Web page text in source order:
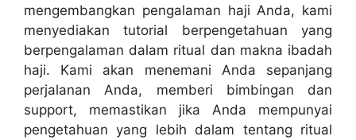
mengembangkan pengalaman haji Anda, kami
menyediakan tutorial berpengetahuan yang
berpengalaman dalam ritual dan makna ibadah
haji. Kami akan menemani Anda sepanjang
perjalanan Anda, memberi bimbingan dan
support, memastikan jika Anda mempunyai
pengetahuan yang lebih dalam tentang ritual